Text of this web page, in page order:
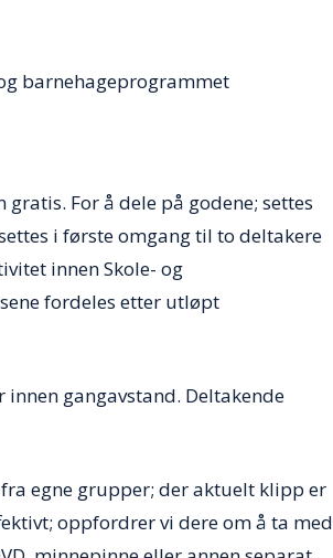
barnehageprogrammet
For å dele på godene; settes
i første omgang til to deltakere
innen Skole- og
fordeles etter utløpt
gangavstand. Deltakende
egne grupper; der aktuelt klipp er
oppfordrer vi dere om å ta med